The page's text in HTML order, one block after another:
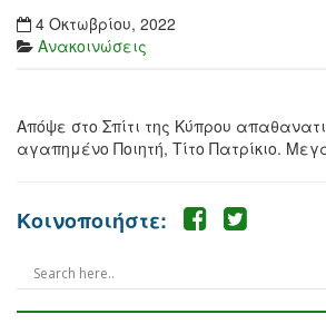
4 Οκτωβρίου, 2022
Ανακοινώσεις
Απόψε στο Σπίτι της Κύπρου
αγαπημένο Ποιητή, Τίτο Πατρίκιο.
Κοινοποιήστε: